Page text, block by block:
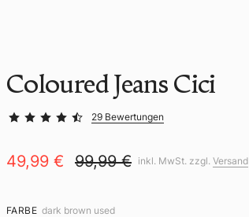
Coloured Jeans Cici
29 Bewertungen
49,99 € 99,99 € inkl. MwSt. zzgl. Versand
FARBE dark brown used